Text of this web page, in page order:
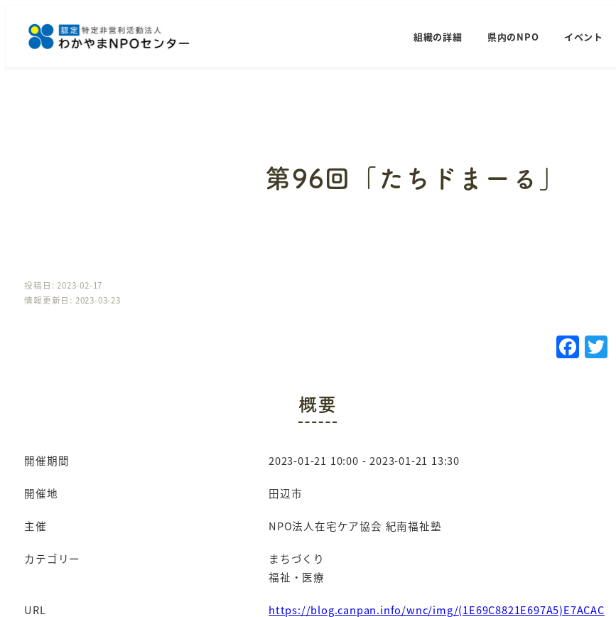
組織の詳細 県内のNPO イベント
第96回「たちドまーる」
投稿日: 2023-02-17
情報更新日: 2023-03-23
F
概要
開催期間 2023-01-21 10:00 - 2023-01-21 13:30
開催地 田辺市
主催 NPO法人在宅ケア協会 紀南福祉塾
カテゴリー
まちづくり
福祉・医療
URL
https://blog.canpan.info/wnc/img/(1E69C8821E697A5)E7ACAC